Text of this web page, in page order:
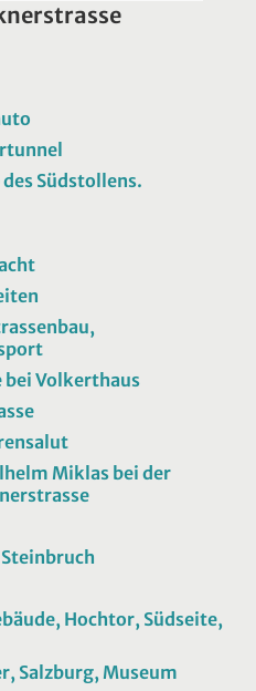
Südstollens.
bei Volkerthaus
Miklas bei der
Hochtor, Südseite,
Salzburg, Museum